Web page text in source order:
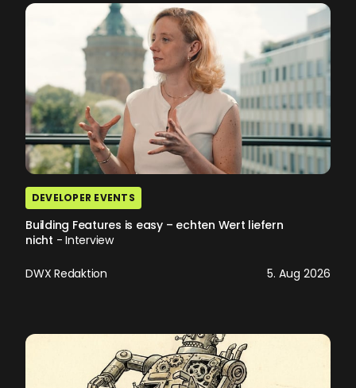
DEVELOPER EVENTS
Building Features is easy – echten Wert liefern
nicht - Interview
DWX Redaktion 5. Aug 2026